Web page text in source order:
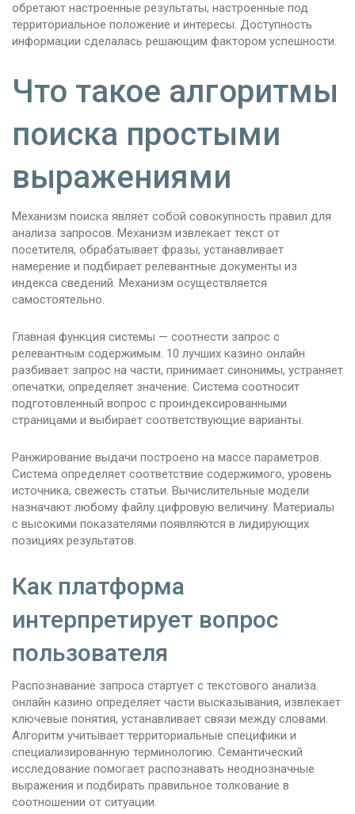
обретают настроенные результаты, настроенные под
территориальное положение и интересы. Доступность
информации сделалась решающим фактором успешности.
Что такое алгоритмы
поиска простыми
выражениями
Механизм поиска являет собой совокупность правил для
анализа запросов. Механизм извлекает текст от
посетителя, обрабатывает фразы, устанавливает
намерение и подбирает релевантные документы из
индекса сведений. Механизм осуществляется
самостоятельно.
Главная функция системы — соотнести запрос с
релевантным содержимым. 10 лучших казино онлайн
разбивает запрос на части, принимает синонимы, устраняет
опечатки, определяет значение. Система соотносит
подготовленный вопрос с проиндексированными
страницами и выбирает соответствующие варианты.
Ранжирование выдачи построено на массе параметров.
Система определяет соответствие содержимого, уровень
источника, свежесть статьи. Вычислительные модели
назначают любому файлу цифровую величину. Материалы
с высокими показателями появляются в лидирующих
позициях результатов.
Как платформа
интерпретирует вопрос
пользователя
Распознавание запроса стартует с текстового анализа.
онлайн казино определяет части высказывания, извлекает
ключевые понятия, устанавливает связи между словами.
Алгоритм учитывает территориальные специфики и
специализированную терминологию. Семантический
исследование помогает распознавать неоднозначные
выражения и подбирать правильное толкование в
соотношении от ситуации.